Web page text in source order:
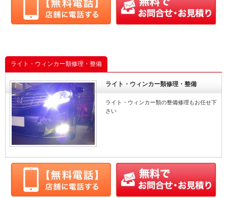
ライト・ウィンカー類修理・整備
ライト・ウィンカー類修理・整備
ライト・ウィンカー類の整備修理もお任せ下
さい